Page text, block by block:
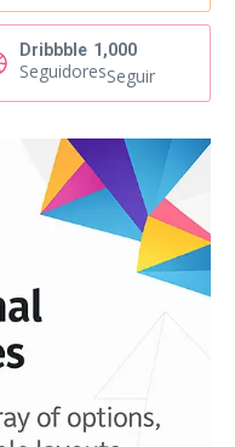
Dribbble 1,000
SeguidoresSeguir